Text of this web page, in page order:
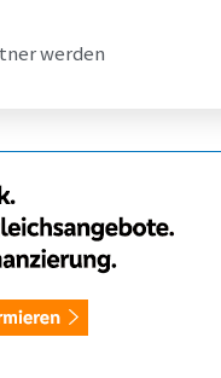
werden